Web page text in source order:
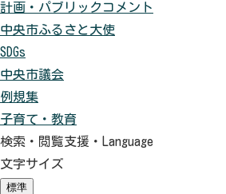
計画・パブリックコメント
中央市ふるさと大使
SDGs
中央市議会
例規集
子育て・教育
検索・閲覧支援・
Language
文字サイズ
標準